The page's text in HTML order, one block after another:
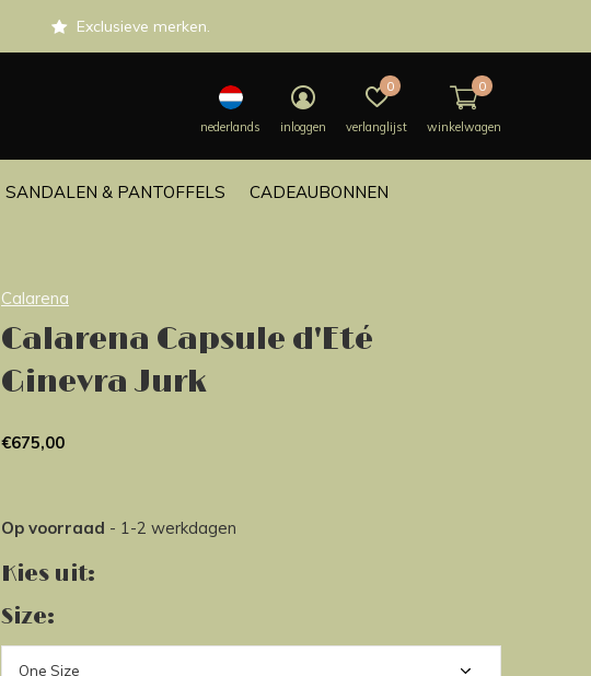
SANDALEN & PANTOFFELS CADEAUBONNEN
nederlands inloggen verlanglijst
0
winkelwagen
0
Exclusieve merken.
Calarena
Calarena Capsule d'Eté
Ginevra Jurk
€675,00
Op voorraad - 1-2 werkdagen
Kies uit:
Size: